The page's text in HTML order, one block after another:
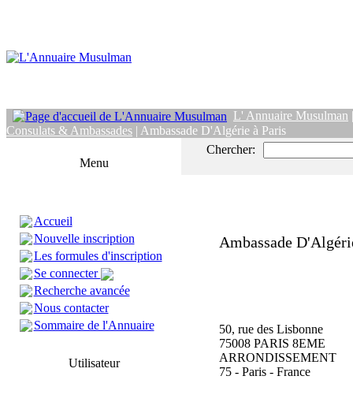
L' Annuaire Musulman
Consulats & Ambassades | Ambassade D'Algérie à Paris
Menu
Accueil
Nouvelle inscription
Les formules d'inscription
Se connecter
Recherche avancée
Nous contacter
Sommaire de l'Annuaire
Utilisateur
Chercher:
Ambassade
50, rue des Lisbonne
75008 PARIS 8EME
ARRONDISSEMENT
75 - Paris - France